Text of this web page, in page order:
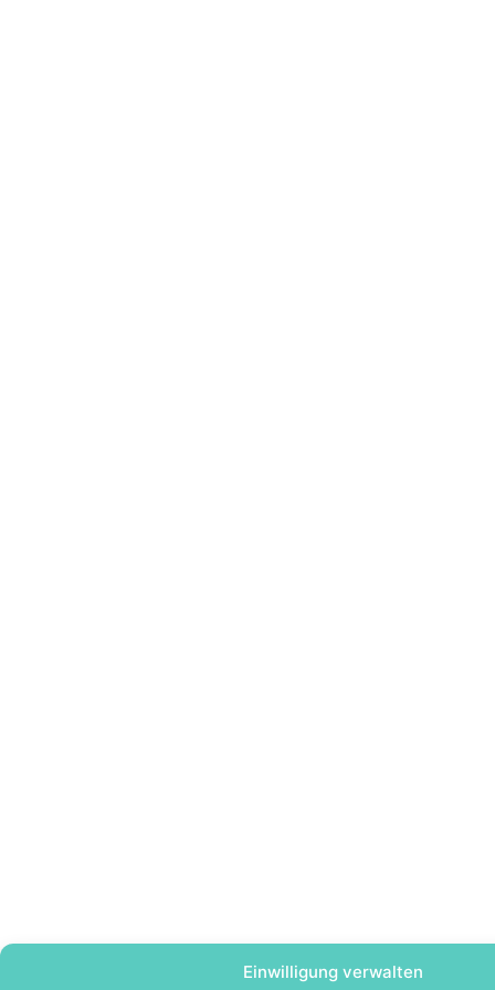
Einwilligung verwalten